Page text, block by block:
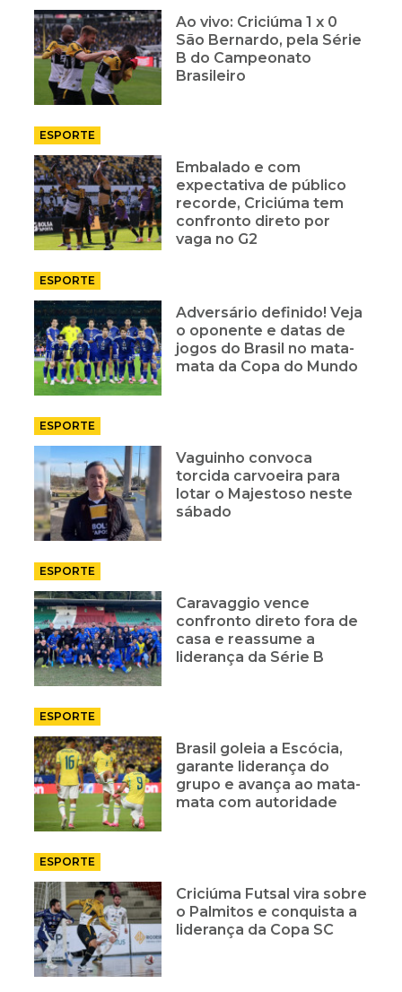
Ao vivo: Criciúma 1 x 0
São Bernardo, pela Série
B do Campeonato
Brasileiro
ESPORTE
Embalado e com
expectativa de público
recorde, Criciúma tem
confronto direto por
vaga no G2
ESPORTE
Adversário definido! Veja
o oponente e datas de
jogos do Brasil no mata-
mata da Copa do Mundo
ESPORTE
Vaguinho convoca
torcida carvoeira para
lotar o Majestoso neste
sábado
ESPORTE
Caravaggio vence
confronto direto fora de
casa e reassume a
liderança da Série B
ESPORTE
Brasil goleia a Escócia,
garante liderança do
grupo e avança ao mata-
mata com autoridade
ESPORTE
Criciúma Futsal vira sobre
o Palmitos e conquista a
liderança da Copa SC